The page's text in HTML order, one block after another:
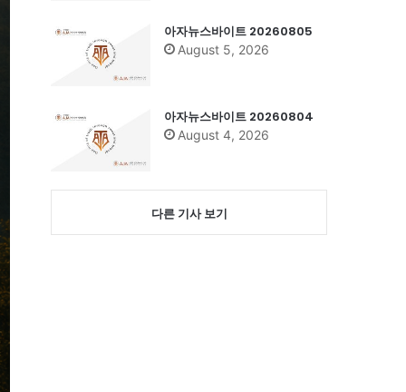
아자뉴스바이트 20260805
August 5, 2026
아자뉴스바이트 20260804
August 4, 2026
다른 기사 보기